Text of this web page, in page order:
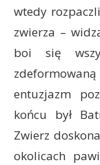
wtedy
zwierza –
boi się
entuzjazm
końcu był
Zwierz
okolicach